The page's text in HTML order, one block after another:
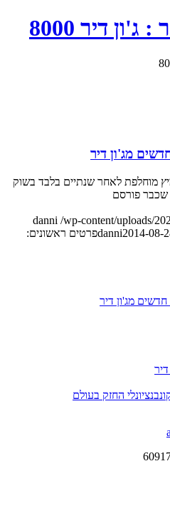
דיר 8000
מג'ון דיר
לתחמיץ מוחלפת לאחר שנתיים בלבד בשוק
danni /wp-content/uploads/
danni2014-08-
פרטים ראשונים:
מג'ון דיר
החזק בעולם